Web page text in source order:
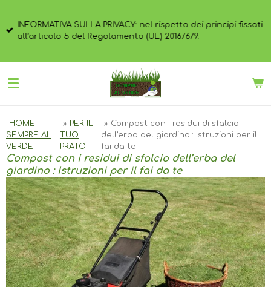
contenuto
INFORMATIVA SULLA PRIVACY: nel rispetto dei principi fissati
all’articolo 5 del Regolamento (UE) 2016/679.
-HOME-
SEMPRE AL
VERDE
» PER IL
TUO
PRATO
» Compost con i residui di sfalcio
dell’erba del giardino : Istruzioni per il
fai da te
Compost con i residui di sfalcio dell’erba del
giardino : Istruzioni per il fai da te